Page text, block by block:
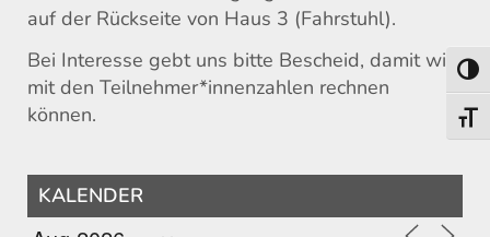
auf der Rückseite von Haus 3 (Fahrstuhl).
Bei Interesse gebt uns bitte Bescheid, damit wir
mit den Teilnehmer*innenzahlen rechnen
können.
KALENDER